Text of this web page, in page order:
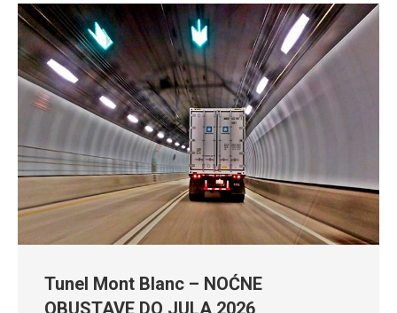
Tunel Mont Blanc – NOĆNE
OBUSTAVE DO JULA 2026